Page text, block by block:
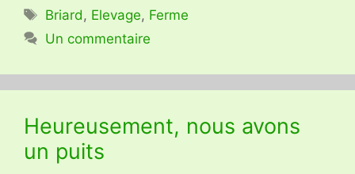
Étiquettes
Briard , Elevage, Ferme
Un commentaire
Heureusement, nous avons
un puits